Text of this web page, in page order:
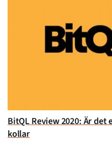
BitQL Review 2020: Är
kollar